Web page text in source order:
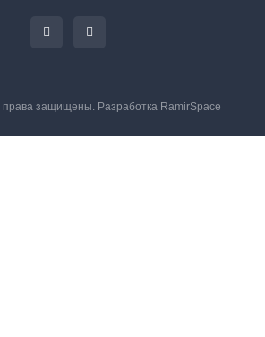
защищены. Разработка RamirSpace